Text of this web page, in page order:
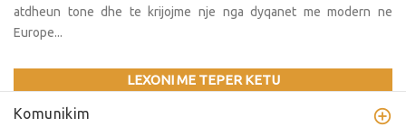
atdheun tone dhe te krijojme nje nga dyqanet me modern ne
Europe...
LEXONI ME TEPER KETU
Komunikim